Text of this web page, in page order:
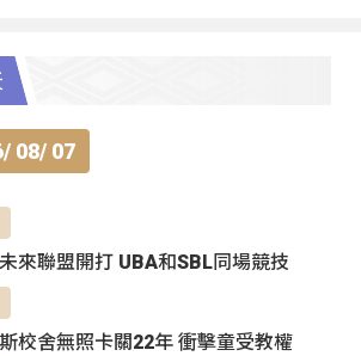
08/ 07
來聯盟開打 UBA和SBL同場競技
校舍無照卡關22年 衝擊童受教權